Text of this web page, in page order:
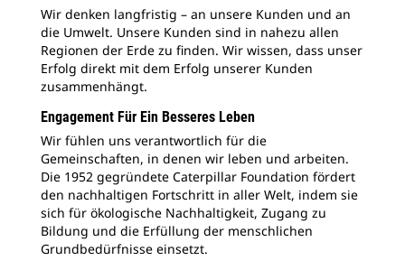
Wir denken langfristig – an unsere Kunden und an
die Umwelt. Unsere Kunden sind in nahezu allen
Regionen der Erde zu finden. Wir wissen, dass unser
Erfolg direkt mit dem Erfolg unserer Kunden
zusammenhängt.
Engagement Für Ein Besseres Leben
Wir fühlen uns verantwortlich für die
Gemeinschaften, in denen wir leben und arbeiten.
Die 1952 gegründete Caterpillar Foundation fördert
den nachhaltigen Fortschritt in aller Welt, indem sie
sich für ökologische Nachhaltigkeit, Zugang zu
Bildung und die Erfüllung der menschlichen
Grundbedürfnisse einsetzt.